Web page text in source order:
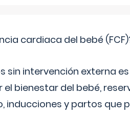
cardiaca del bebé
sin intervención externa es
bienestar del bebé,
inducciones y partos que